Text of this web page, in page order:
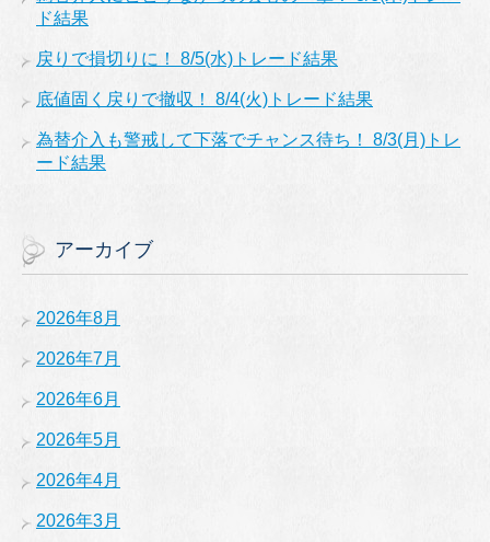
ド結果
戻りで損切りに！ 8/5(水)トレード結果
底値固く戻りで撤収！ 8/4(火)トレード結果
為替介入も警戒して下落でチャンス待ち！ 8/3(月)トレ
ード結果
アーカイブ
2026年8月
2026年7月
2026年6月
2026年5月
2026年4月
2026年3月